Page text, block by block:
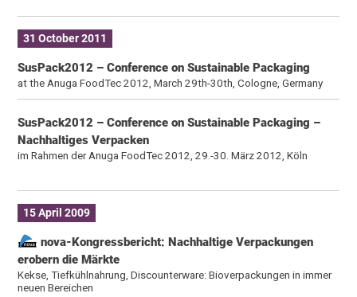
31 October 2011
SusPack2012 – Conference on Sustainable Packaging
at the Anuga FoodTec 2012, March 29th-30th, Cologne, Germany
SusPack2012 – Conference on Sustainable Packaging –
Nachhaltiges Verpacken
im Rahmen der Anuga FoodTec 2012, 29.-30. März 2012, Köln
15 April 2009
nova-Kongressbericht: Nachhaltige Verpackungen
erobern die Märkte
Kekse, Tiefkühlnahrung, Discounterware: Bioverpackungen in immer
neuen Bereichen